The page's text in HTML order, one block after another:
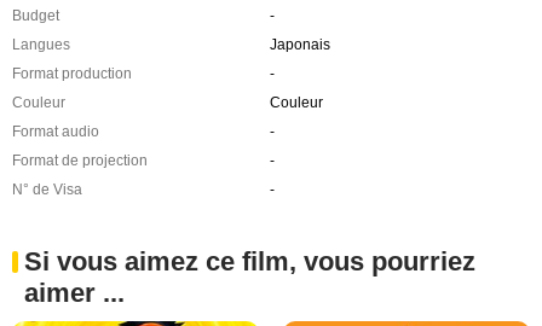
Budget
-
Langues
Japonais
Format production
-
Couleur
Couleur
Format audio
-
Format de projection
-
N° de Visa
-
Si vous aimez ce film, vous pourriez
aimer ...